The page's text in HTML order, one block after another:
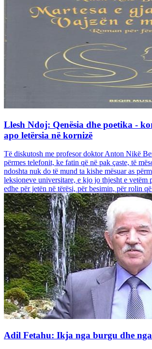
Llesh Ndoj: Qenësia dhe poetika -
apo letërsia në kornizë
Të diskutosh me profesor doktor Anton Nikë
përmes telefonit, ke fatin që në pak çaste, të
ndoshta nuk do të mund ta kishe mësuar as
leksioneve universitare, e kjo jo thjesht e vetëm
edhe për jetën në tërësi, për besimin, për rolin
Adil Fetahu: Ikja nga burgu dhe